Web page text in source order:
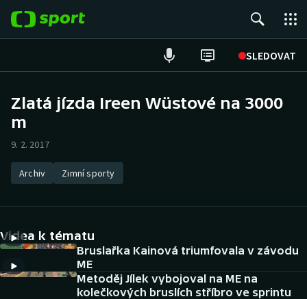
SLEDOVAT
Hokej
Atletika
DALŠÍ SPORTY
Americký fotbal
NEPŘEHLÉDNĚTE
Zlatá jízda Ireen Wüstové na 3000
m
9. 2. 2017
Archiv Zimní sporty
Videa k tématu
Bruslařka Kainová triumfovala v závodu
ME
Metoděj Jílek vybojoval na ME na
kolečkových bruslích stříbro ve sprintu